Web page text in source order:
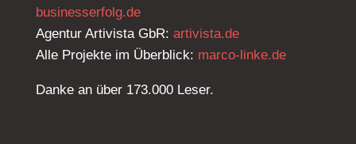
businesserfolg.de
Agentur Artivista GbR: artivista.de
Alle Projekte im Überblick: marco-linke.de
Danke an über 173.000 Leser.